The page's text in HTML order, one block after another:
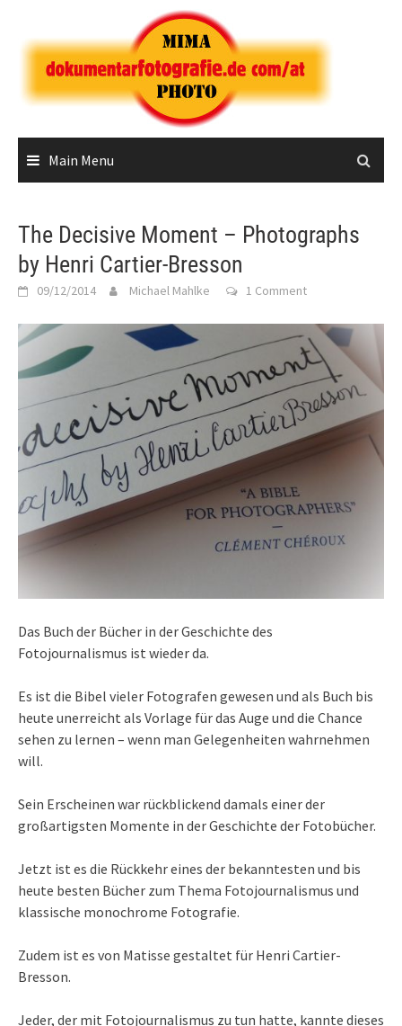
content
Main Menu
The Decisive Moment – Photographs
by Henri Cartier-Bresson
09/12/2014 Michael Mahlke 1 Comment
Das Buch der Bücher in der Geschichte des
Fotojournalismus ist wieder da.
Es ist die Bibel vieler Fotografen gewesen und als Buch bis
heute unerreicht als Vorlage für das Auge und die Chance
sehen zu lernen – wenn man Gelegenheiten wahrnehmen
will.
Sein Erscheinen war rückblickend damals einer der
großartigsten Momente in der Geschichte der Fotobücher.
Jetzt ist es die Rückkehr eines der bekanntesten und bis
heute besten Bücher zum Thema Fotojournalismus und
klassische monochrome Fotografie.
Zudem ist es von Matisse gestaltet für Henri Cartier-
Bresson.
Jeder, der mit Fotojournalismus zu tun hatte, kannte dieses